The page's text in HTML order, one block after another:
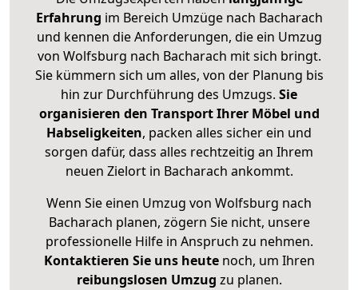
Erfahrung im Bereich Umzüge nach Bacharach
und kennen die Anforderungen, die ein Umzug
von Wolfsburg nach Bacharach mit sich bringt.
Sie kümmern sich um alles, von der Planung bis
hin zur Durchführung des Umzugs. Sie
organisieren den Transport Ihrer Möbel und
Habseligkeiten, packen alles sicher ein und
sorgen dafür, dass alles rechtzeitig an Ihrem
neuen Zielort in Bacharach ankommt.
Wenn Sie einen Umzug von Wolfsburg nach
Bacharach planen, zögern Sie nicht, unsere
professionelle Hilfe in Anspruch zu nehmen.
Kontaktieren Sie uns heutenoch, um Ihren
reibungslosen Umzug zu planen.